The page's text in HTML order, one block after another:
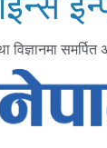
विज्ञानमा